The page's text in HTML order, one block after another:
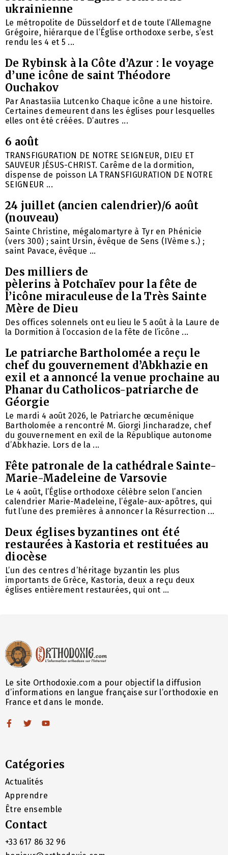
ukrainienne
Le métropolite de Düsseldorf et de toute l’Allemagne
Grégoire, hiérarque de l’Église orthodoxe serbe, s’est
rendu les 4 et 5 ...
De Rybinsk à la Côte d’Azur : le voyage
d’une icône de saint Théodore
Ouchakov
Par Anastasiia Lutcenko Chaque icône a une histoire.
Certaines demeurent dans les églises pour lesquelles
elles ont été créées. D’autres ...
6 août
TRANSFIGURATION DE NOTRE SEIGNEUR, DIEU ET
SAUVEUR JÉSUS-CHRIST. Carême de la dormition,
dispense de poisson LA TRANSFIGURATION DE NOTRE
SEIGNEUR ...
24 juillet (ancien calendrier)/6 août
(nouveau)
Sainte Christine, mégalomartyre à Tyr en Phénicie
(vers 300) ; saint Ursin, évêque de Sens (IVème s.) ;
saint Pavace, évêque ...
Des milliers de
pèlerins à Potchaïev pour la fête de
l’icône miraculeuse de la Très Sainte
Mère de Dieu
Des offices solennels ont eu lieu le 5 août à la Laure de
la Dormition à l’occasion de la fête de l’icône ...
Le patriarche Bartholomée a reçu le
chef du gouvernement d’Abkhazie en
exil et a annoncé la venue prochaine au
Phanar du Catholicos-patriarche de
Géorgie
Le mardi 4 août 2026, le Patriarche œcuménique
Bartholomée a rencontré M. Giorgi Jincharadze, chef
du gouvernement en exil de la République autonome
d’Abkhazie. Lors de la ...
Fête patronale de la cathédrale Sainte-
Marie-Madeleine de Varsovie
Le 4 août, l’Église orthodoxe célèbre selon l’ancien
calendrier Marie-Madeleine, l’égale-aux-apôtres, qui
fut l’une des premières à annoncer la Résurrection ...
Deux églises byzantines ont été
restaurées à Kastoria et restituées au
diocèse
L’un des centres d’héritage byzantin les plus
importants de Grèce, Kastoria, deux a reçu deux
églises entièrement restaurées, qui ont ...
Le site Orthodoxie.com a pour objectif la diffusion
d’informations en langue française sur l’orthodoxie en
France et dans le monde.
Catégories
Actualités
Apprendre
Être ensemble
Contact
+33 617 86 32 96